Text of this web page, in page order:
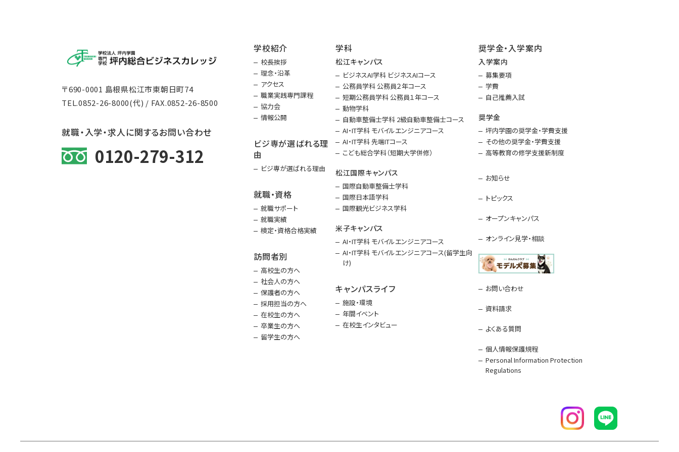
〒690-0001 島根県松江市東朝日町74
TEL.0852-26-8000(代) / FAX.0852-26-8500
就職・入学・求人に関するお問い合わせ
0120-279-312
学校紹介
校長挨拶
理念・沿革
アクセス
職業実践専門課程
協力会
情報公開
ビジ専が選ばれる理
由
ビジ専が選ばれる理由
就職・資格
就職サポート
就職実績
検定・資格合格実績
訪問者別
高校生の方へ
社会人の方へ
保護者の方へ
採用担当の方へ
在校生の方へ
卒業生の方へ
留学生の方へ
学科
松江キャンパス
ビジネスAI学科 ビジネスAIコース
公務員学科 公務員２年コース
短期公務員学科 公務員１年コース
動物学科
自動車整備士学科 2級自動車整備士コース
AI・IT学科 モバイルエンジニアコース
AI・IT学科 先端ITコース
こども総合学科（短期大学併修）
松江国際キャンパス
国際自動車整備士学科
国際日本語学科
国際観光ビジネス学科
米子キャンパス
AI・IT学科 モバイルエンジニアコース
AI・IT学科 モバイルエンジニアコース(留学生向
け)
キャンパスライフ
施設・環境
年間イベント
在校生インタビュー
奨学金・入学案内
入学案内
募集要項
学費
自己推薦入試
奨学金
坪内学園の奨学金・学費支援
その他の奨学金・学費支援
高等教育の修学支援新制度
お知らせ
トピックス
オープンキャンパス
オンライン見学・相談
お問い合わせ
資料請求
よくある質問
個人情報保護規程
Personal Information Protection
Regulations